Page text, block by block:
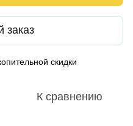
заказ
скидки
К сравнению